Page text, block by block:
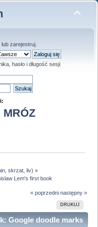
lub zarejestruj.
hasło i długość sesji
,skrzat ,liv) »
Lem's first book
« poprzedni następny »
DRUKUJ
Google doodle marks